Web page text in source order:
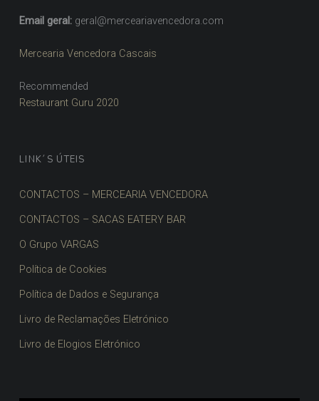
Email geral: geral@merceariavencedora.com
Mercearia Vencedora Cascais
Recommended
Restaurant Guru 2020
LINK´S ÚTEIS
CONTACTOS – MERCEARIA VENCEDORA
CONTACTOS – SACAS EATERY BAR
O Grupo VARGAS
Política de Cookies
Política de Dados e Segurança
Livro de Reclamações Eletrónico
Livro de Elogios Eletrónico